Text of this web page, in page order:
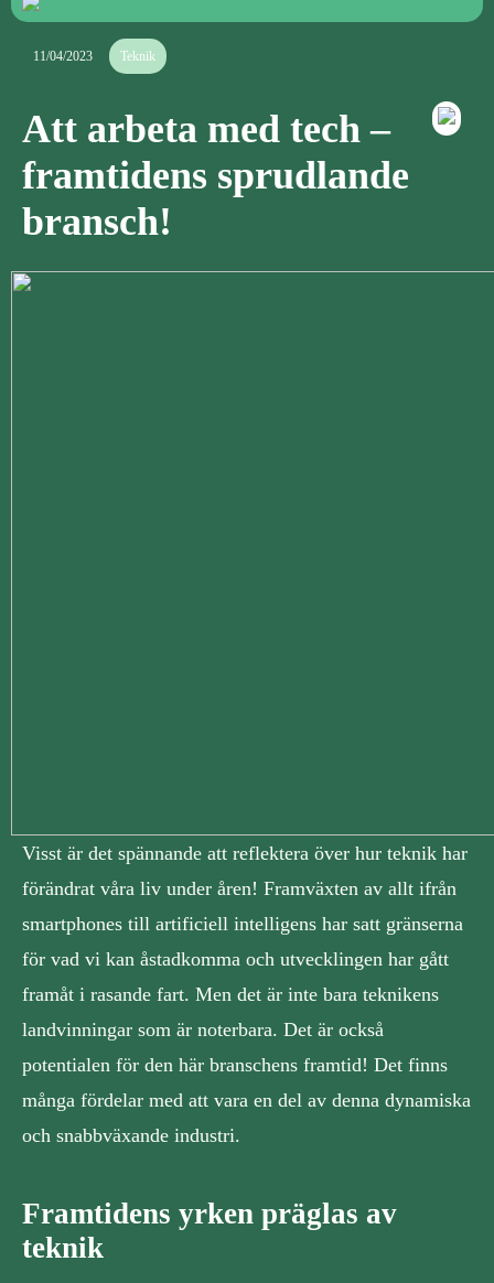
11/04/2023 Teknik
Att arbeta med tech –
framtidens sprudlande
bransch!
Visst är det spännande att reflektera över hur teknik har
förändrat våra liv under åren! Framväxten av allt ifrån
smartphones till artificiell intelligens har satt gränserna
för vad vi kan åstadkomma och utvecklingen har gått
framåt i rasande fart. Men det är inte bara teknikens
landvinningar som är noterbara. Det är också
potentialen för den här branschens framtid! Det finns
många fördelar med att vara en del av denna dynamiska
och snabbväxande industri.
Framtidens yrken präglas av
teknik